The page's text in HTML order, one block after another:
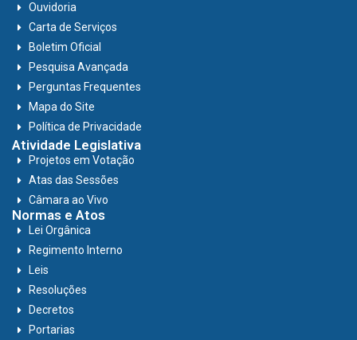
Ouvidoria
Carta de Serviços
Boletim Oficial
Pesquisa Avançada
Perguntas Frequentes
Mapa do Site
Política de Privacidade
Atividade Legislativa
Projetos em Votação
Atas das Sessões
Câmara ao Vivo
Normas e Atos
Lei Orgânica
Regimento Interno
Leis
Resoluções
Decretos
Portarias